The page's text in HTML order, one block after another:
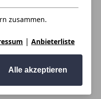
zusammen.
| Anbieterliste
Alle akzeptieren